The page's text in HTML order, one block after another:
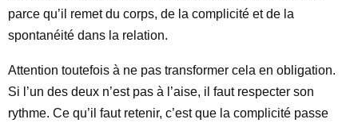
parce qu’il remet du corps, de la complicité et de la
spontanéité dans la relation.
Attention toutefois à ne pas transformer cela en obligation.
Si l’un des deux n’est pas à l’aise, il faut respecter son
rythme. Ce qu’il faut retenir, c’est que la complicité passe